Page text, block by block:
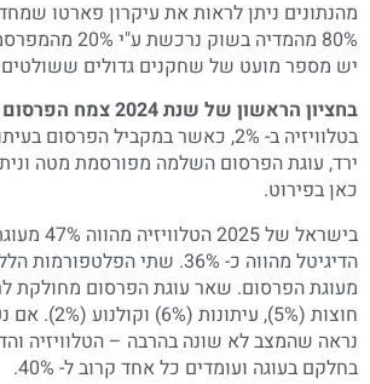
מהנתונים ניתן לראות את עיקרון פארטו
80% מהמדיה בשוק
יש מספר מועט של שחקנים גדולים ששולטים
בחציון הראשון של שנת 2024 צמח הפרסום בדיגיטל
בטלוויזיה ב- 2%, כאשר במקביל
ירד, עוגת הפרסום השלמה מפורסמת מטה
כאן בפירוט.
בישראל של
חוצות (5%),
נראה שהמצב לא שונה בהרבה – הטלוויזיה
בחלקם בעוגה ועומדים כל אחד קרוב ל- 40%.